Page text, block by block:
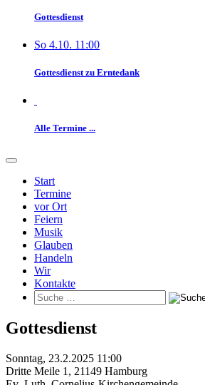
Gottesdienst
So 4.10. 11:00
Gottesdienst zu Erntedank
Alle Termine ...
Start
Termine
vor Ort
Feiern
Musik
Glauben
Handeln
Wir
Kontakte
Gottesdienst
Sonntag, 23.2.2025 11:00
Dritte Meile 1 , 21149 Hamburg